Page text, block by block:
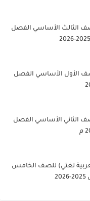
الثالث الأساسي الفصل
الأول الأساسي الفصل
الثاني الأساسي الفصل
لغتي) للصف الخامس